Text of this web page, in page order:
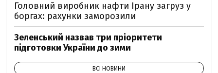
Головний виробник нафти Ірану загруз у
боргах: рахунки заморозили
Зеленський назвав три пріоритети
підготовки України до зими
ВСІ НОВИНИ